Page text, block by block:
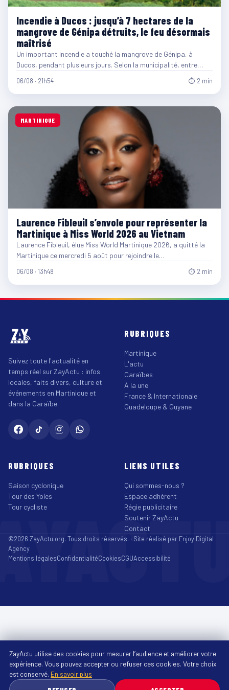
Incendie à Ducos : jusqu’à 7 hectares de la
mangrove de Génipa détruits, le feu désormais
maîtrisé
Un important incendie a touché la mangrove de Génipa, à
Ducos, pendant plusieurs jours. Selon la municipalité, entre…
06/08 · 21h54 ⏱ 2 min
MARTINIQUE
Laurence Fibleuil s’envole pour représenter la
Martinique à Miss World 2026 au Vietnam
Laurence Fibleuil, élue Miss World Martinique 2026, a quitté la
Martinique ce mercredi 5 août pour rejoindre le…
06/08 · 13h48 ⏱ 2 min
Suivez toute l'actualité en
temps réel sur ZayActu : infos
locales, faits divers, culture et
événements en Martinique et
dans la Caraïbe.
RUBRIQUES
Martinique
L'actu
Caraïbes
À la une
France & Internationale
Guadeloupe & Guyane
RUBRIQUES
Saison cyclonique
Tour des Yoles
Tour cycliste
LIENS UTILES
Qui sommes-nous ?
Espace adhérent
Régie publicitaire
Soutenir ZayActu
Contact
©2026 ZayActu.org. Tous droits réservés. · Site réalisé par Enjoy Digital
Agency
Mentions légalesConfidentialitéCookiesCGUAccessibilité
ZayActu utilise des cookies pour mesurer l’audience et améliorer votre
expérience. Vous pouvez accepter ou refuser ces cookies. Votre choix
est conservé. En savoir plus